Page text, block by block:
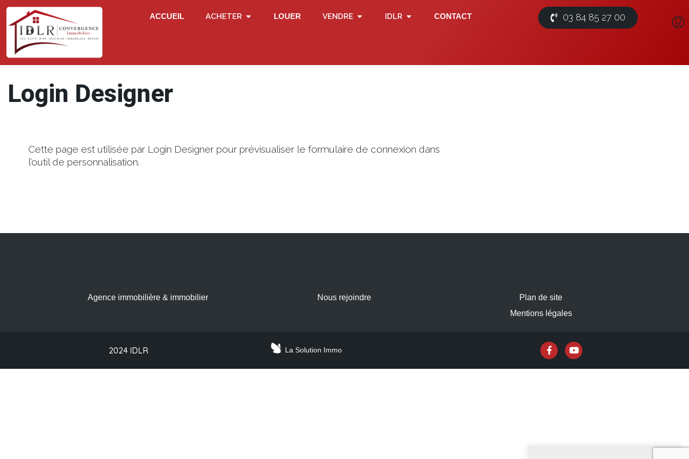
ACCUEIL ACHETER LOUER VENDRE IDLR CONTACT 03 84 85 27 00
Login Designer
Cette page est utilisée par Login Designer pour prévisualiser le formulaire de connexion dans
l’outil de personnalisation.
Agence immobilière & immobilier Nous rejoindre
Plan de site
Mentions légales
2024 IDLR La Solution Immo